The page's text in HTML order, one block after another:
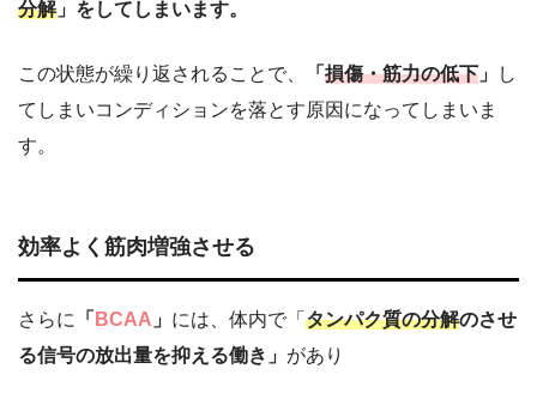
分解」をしてしまいます。
この状態が繰り返されることで、 「 損傷・筋力の低下 」
し
てしまいコンディションを落とす原因になってしまいま
す。
効率よく筋肉増強させる
さらに 「 BCAA 」 には、体内で「 タンパク質の分解のさせ
る信号の放出量を抑える働き」 があり